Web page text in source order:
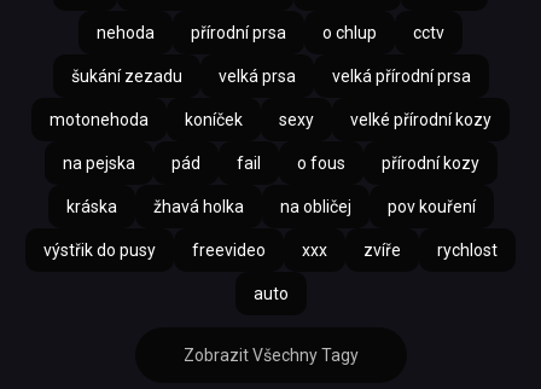
nehoda přírodní prsa o chlup cctv
šukání zezadu velká prsa velká přírodní prsa
motonehoda koníček sexy velké přírodní kozy
na pejska pád fail o fous přírodní kozy
kráska žhavá holka na obličej pov kouření
výstřik do pusy freevideo xxx zvíře rychlost
auto
Zobrazit Všechny Tagy